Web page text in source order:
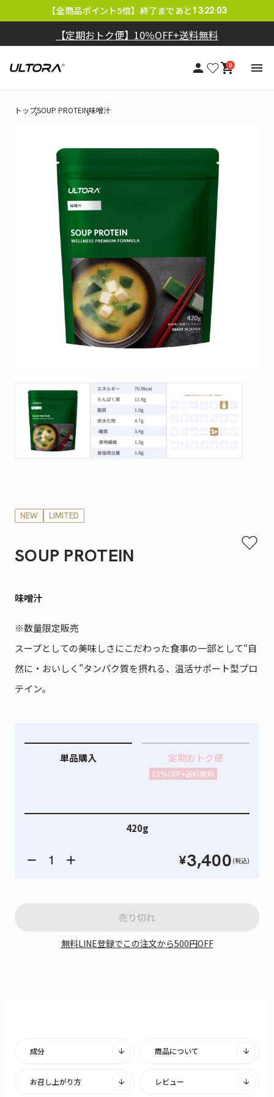
トップSOUP PROTEIN味噌汁
NEW LIMITED
SOUP PROTEIN
味噌汁
※数量限定販売
スープとしての美味しさにこだわった食事の一部として“自
然に・おいしく”タンパク質を摂れる、温活サポート型プロ
テイン。
単品購入 定期おトク便
10%OFF+送料無料
420g
¥3,400 (税込)
売り切れ
無料LINE登録でこの注文から500円OFF
成分 商品について
お召し上がり方 レビュー
【全商品ポイント5倍】終了まであと13:22:01
【LINE会員限定】毎月クーポン配布中
【定期おトク便】10％OFF+送料無料
0